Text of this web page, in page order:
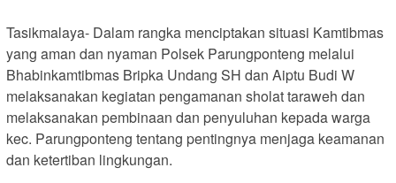
Tasikmalaya- Dalam rangka menciptakan situasi Kamtibmas
yang aman dan nyaman Polsek Parungponteng melalui
Bhabinkamtibmas Bripka Undang SH dan Aiptu Budi W
melaksanakan kegiatan pengamanan sholat taraweh dan
melaksanakan pembinaan dan penyuluhan kepada warga
kec. Parungponteng tentang pentingnya menjaga keamanan
dan ketertiban lingkungan.